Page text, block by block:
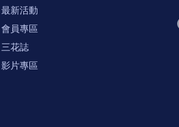
最新活動
會員專區
三花誌
影片專區